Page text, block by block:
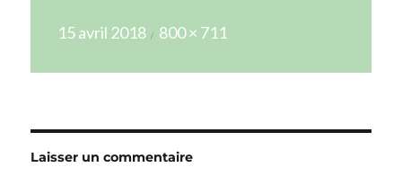
le
15 avril 2018
réelle
800 × 711
Laisser un commentaire